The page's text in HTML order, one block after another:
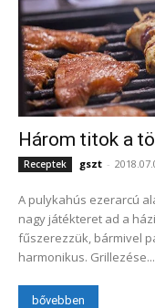
Három titok a
Receptek gszt -
A pulykahús ezerarcú
nagy játékteret ad a
fűszerezzük, bármivel
harmonikus. Grillezése...
bővebben